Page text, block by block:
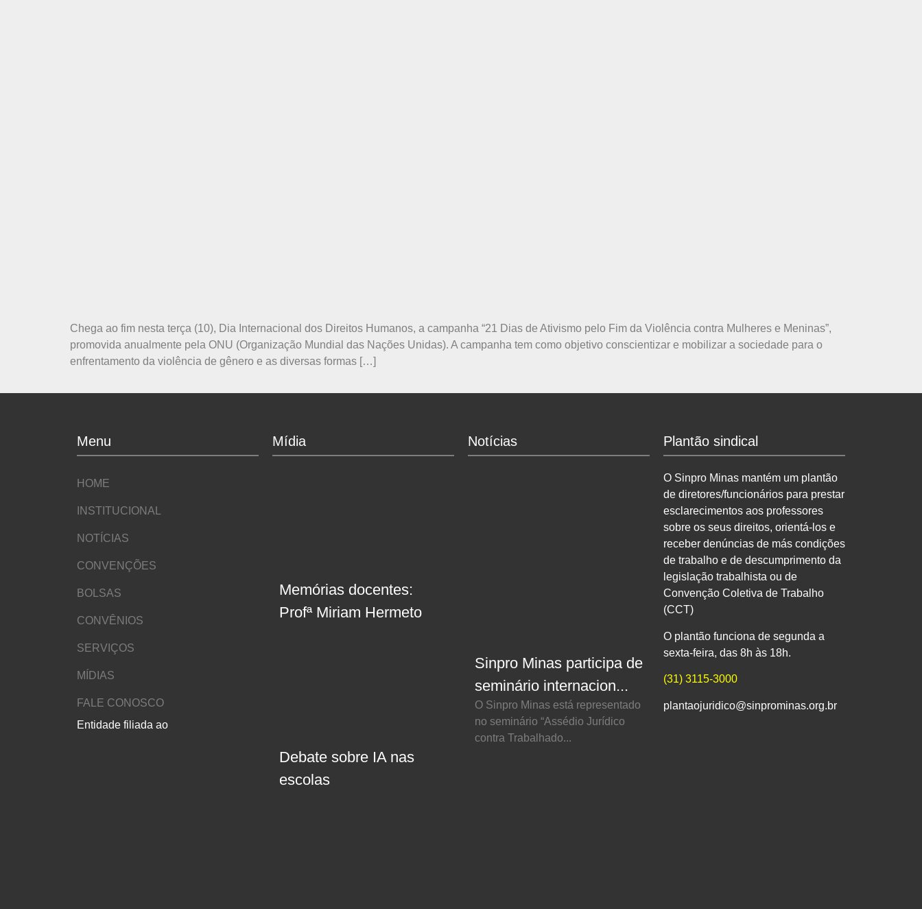
Chega ao fim nesta terça (10), Dia Internacional dos Direitos Humanos, a campanha “21 Dias de Ativismo pelo Fim da Violência contra Mulheres e Meninas”,
promovida anualmente pela ONU (Organização Mundial das Nações Unidas). A campanha tem como objetivo conscientizar e mobilizar a sociedade para o
enfrentamento da violência de gênero e as diversas formas […]
Menu
HOME
INSTITUCIONAL
NOTÍCIAS
CONVENÇÕES
BOLSAS
CONVÊNIOS
SERVIÇOS
MÍDIAS
FALE CONOSCO
Entidade filiada ao
Mídia
Memórias docentes:
Profª Miriam Hermeto
Debate sobre IA nas
escolas
Notícias
Sinpro Minas participa de
seminário internacion...
O Sinpro Minas está representado
no seminário “Assédio Jurídico
contra Trabalhado...
Plantão sindical
O Sinpro Minas mantém um plantão
de diretores/funcionários para prestar
esclarecimentos aos professores
sobre os seus direitos, orientá-los e
receber denúncias de más condições
de trabalho e de descumprimento da
legislação trabalhista ou de
Convenção Coletiva de Trabalho
(CCT)
O plantão funciona de segunda a
sexta-feira, das 8h às 18h.
(31) 3115-3000
plantaojuridico@sinprominas.org.br